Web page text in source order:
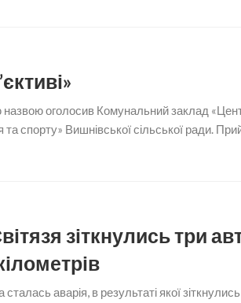
назвою оголосив Комунальний заклад
та спорту» Вишнівської сільської ради.
зіткнулись три
аварія, в результаті якої